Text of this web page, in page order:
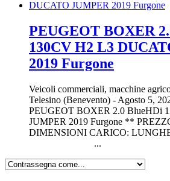
PEUGEOT BOXER
130CV H2 L3
2019 Furgone
Veicoli commerciali, macchine
Telesino (Benevento) - Agosto 5,
PEUGEOT BOXER 2.0 BlueHDi
JUMPER 2019 Furgone **
DIMENSIONI CARICO:
...